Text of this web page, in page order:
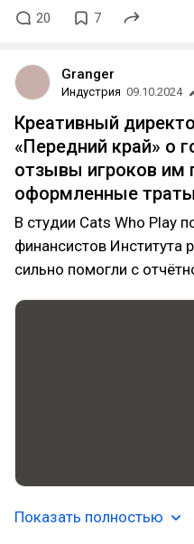
20 7
Granger
Индустрия 09.10.2024
Креативный
«Передний край» о
отзывы игроков им
оформленные траты
В студии Cats Who Play
финансистов Института
сильно помогли с
Показать полностью